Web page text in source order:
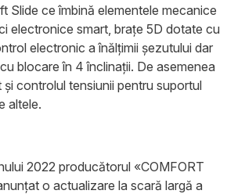
Slide ce îmbină elementele mecanice
electronice smart, brațe 5D dotate cu
electronic a înălțimii șezutului dar
blocare în 4 înclinații. De asemenea
controlul tensiunii pentru suportul
altele.
2022 producătorul «COMFORT
o actualizare la scară largă a